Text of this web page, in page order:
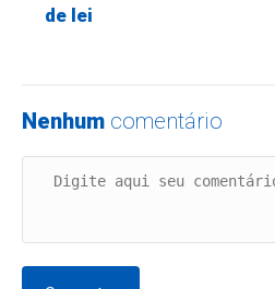
de lei
Nenhum comentário